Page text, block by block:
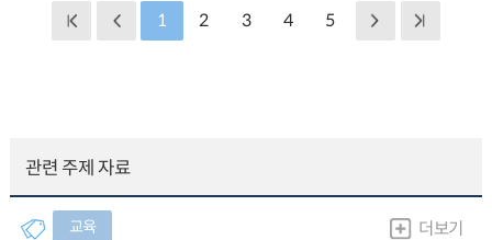
1 2 3 4 5
관련 주제 자료
교육 더보기